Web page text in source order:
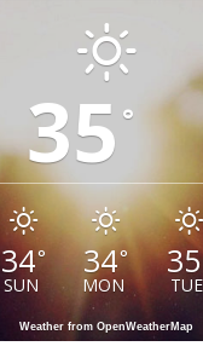
35 °
34°
SUN
34°
MON
35
TUE
Weather from OpenWeatherMap